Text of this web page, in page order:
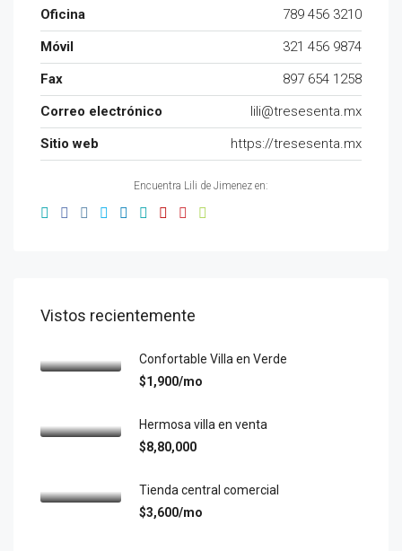
Oficina
789 456 3210
Móvil
321 456 9874
Fax
897 654 1258
Correo electrónico
lili@tresesenta.mx
Sitio web
https://tresesenta.mx
Encuentra Lili de Jimenez en:
Vistos recientemente
Confortable Villa en Verde
$1,900/mo
Hermosa villa en venta
$8,80,000
Tienda central comercial
$3,600/mo